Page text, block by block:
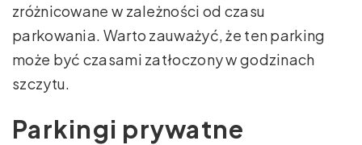
zróżnicowane w zależności od czasu
parkowania. Warto zauważyć, że ten parking
może być czasami zatłoczony w godzinach
szczytu.
Parkingi prywatne